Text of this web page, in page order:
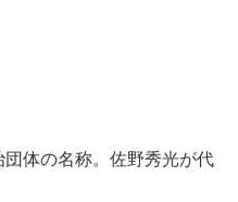
体の名称。佐野秀光が代